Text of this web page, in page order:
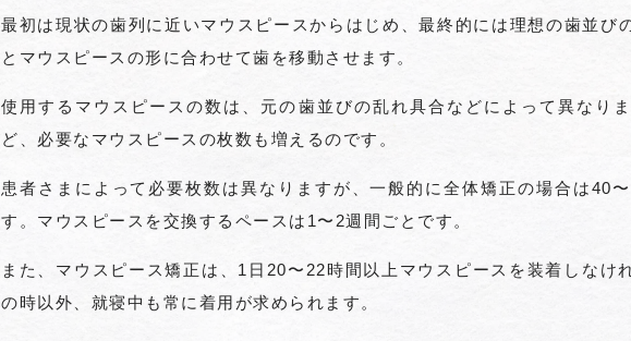
最初は現状の歯列に近いマウスピースからはじめ、最終的には理想の歯並び
とマウスピースの形に合わせて歯を移動させます。
使用するマウスピースの数は、元の歯並びの乱れ具合などによって異なり
ど、必要なマウスピースの枚数も増えるのです。
患者さまによって必要枚数は異なりますが、一般的に全体矯正の場合は40
す。マウスピースを交換するペースは1〜2週間ごとです。
また、マウスピース矯正は、1日20〜22時間以上マウスピースを装着しなけ
の時以外、就寝中も常に着用が求められます。